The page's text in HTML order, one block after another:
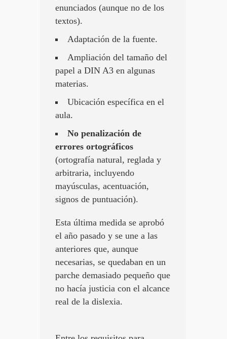
enunciados (aunque no de los
textos).
Adaptación de la fuente.
Ampliación del tamaño del
papel a DIN A3 en algunas
materias.
Ubicación específica en el
aula.
No penalización de
errores ortográficos
(ortografía natural, reglada y
arbitraria, incluyendo
mayúsculas, acentuación,
signos de puntuación).
Esta última medida se aprobó
el año pasado y se une a las
anteriores que, aunque
necesarias, se quedaban en un
parche demasiado pequeño que
no hacía justicia con el alcance
real de la dislexia.